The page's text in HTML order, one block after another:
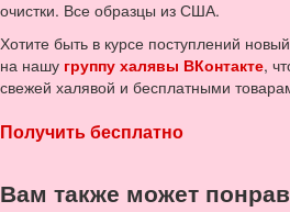
очистки. Все образцы из США.
Хотите быть в курсе поступлений
на нашу группу халявы ВКонтакте,
свежей халявой и бесплатными
Получить бесплатно
Вам также может